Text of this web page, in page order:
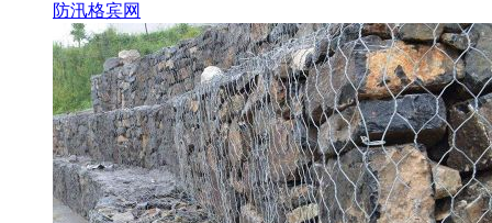
防汛格宾网